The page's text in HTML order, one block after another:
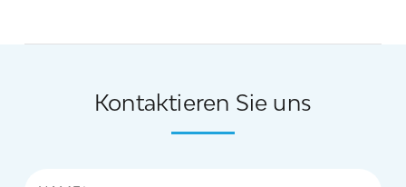
Kontaktieren Sie uns